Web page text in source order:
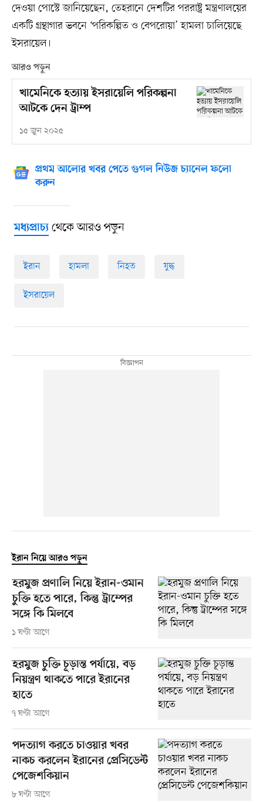
দেওয়া পোস্টে জানিয়েছেন, তেহরানে দেশটির পররাষ্ট্র মন্ত্রণালয়ের
একটি গ্রন্থাগার ভবনে ‘পরিকল্পিত ও বেপরোয়া’ হামলা চালিয়েছে
ইসরায়েল।
আরও পড়ুন
খামেনিকে হত্যায় ইসরায়েলি পরিকল্পনা
আটকে দেন ট্রাম্প
১৫ জুন ২০২৫
প্রথম আলোর খবর পেতে গুগল নিউজ চ্যানেল ফলো
করুন
মধ্যপ্রাচ্যথেকে আরও পড়ুন
ইরান হামলা নিহত যুদ্ধ
ইসরায়েল
ইরান নিয়ে আরও পড়ুন
হরমুজ প্রণালি নিয়ে ইরান-ওমান
চুক্তি হতে পারে, কিন্তু ট্রাম্পের
সঙ্গে কি মিলবে
১ ঘণ্টা আগে
হরমুজ চুক্তি চূড়ান্ত পর্যায়ে, বড়
নিয়ন্ত্রণ থাকতে পারে ইরানের
হাতে
৭ ঘণ্টা আগে
পদত্যাগ করতে চাওয়ার খবর
নাকচ করলেন ইরানের প্রেসিডেন্ট
পেজেশকিয়ান
৮ ঘণ্টা আগে